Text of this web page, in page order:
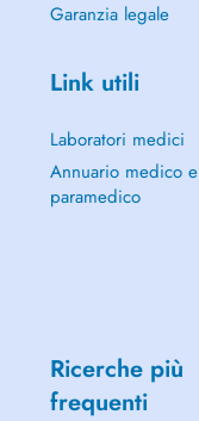
Garanzia legale
Link utili
Laboratori medici
Annuario medico e
paramedico
Ricerche più
frequenti